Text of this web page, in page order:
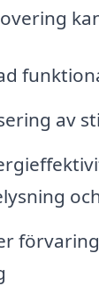
av